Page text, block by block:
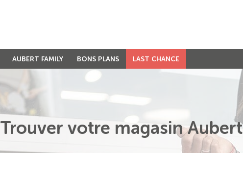
AUBERT FAMILY BONS PLANS LAST CHANCE
Trouver votre magasin Aubert